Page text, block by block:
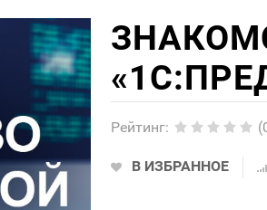
Рейтинг:
В ИЗБРАННОЕ